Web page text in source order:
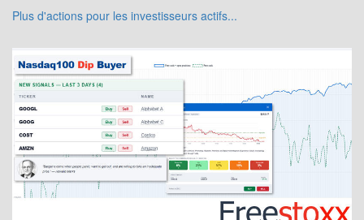
Plus d'actions pour les investisseurs actifs...